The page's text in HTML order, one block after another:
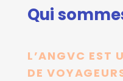
Qui
L’ANGVC EST
DE